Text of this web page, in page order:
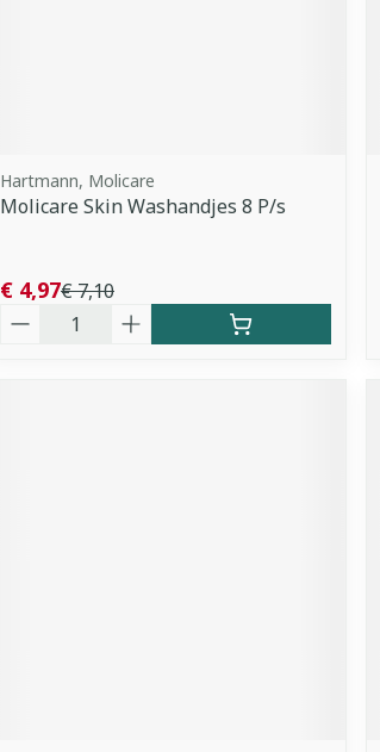
Hartmann, Molicare
Molicare Skin Washandjes 8 P/s
€ 7,10
€ 4,97